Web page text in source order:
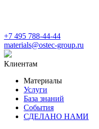
+7 495 788-44-44
materials@ostec-group.ru
Клиентам
Материалы
Услуги
База знаний
События
СДЕЛАНО НАМИ